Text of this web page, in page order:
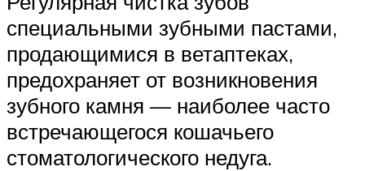
специальными зубными пастами,
продающимися в ветаптеках,
предохраняет от возникновения
зубного камня — наиболее часто
встречающегося кошачьего
стоматологического недуга.